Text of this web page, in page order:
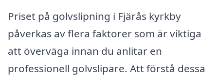
Priset på golvslipning i Fjärås kyrkby
påverkas av flera faktorer som är viktiga
att överväga innan du anlitar en
professionell golvslipare. Att förstå dessa